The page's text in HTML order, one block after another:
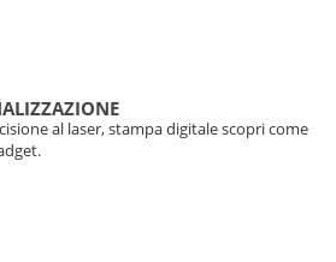
al laser, stampa digitale scopri come